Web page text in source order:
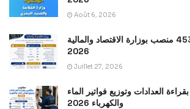
Août 6, 2026
مباراة توظيف 453 منصب بوزارة الاقتصاد والمالية
2026
Juillet 27, 2026
العدادات وتوزيع فواتير الماء
والكهرباء 2026